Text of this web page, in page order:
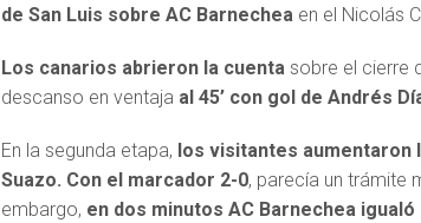
de San Luis sobre AC Barnechea en el Nicolás
Los canarios abrieron la cuenta sobre el cierre
descanso en ventaja al 45’ con gol de Andrés
En la segunda etapa, los visitantes aumentaron
Suazo. Con el marcador 2-0, parecía un trámite
embargo, en dos minutos AC Barnechea igualó